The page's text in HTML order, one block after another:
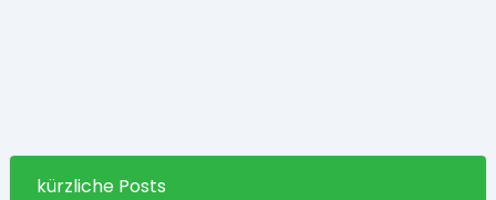
kürzliche Posts